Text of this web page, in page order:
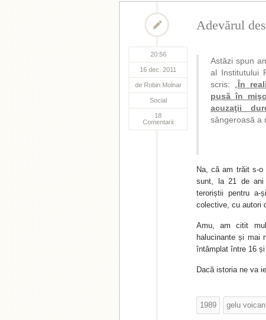
20:56
16 dec. 2011
de Robin Molnar
Social
18
Comentarii
Adevărul
Astăzi spun
al Institutului
scris: „ În
pusă în
acuzaţii
sângeroasă a
Na, că am trăit s-
sunt, la 21 de ani
teroriștii pentru a-
colective, cu autori
Amu, am citit
halucinante și mai
întâmplat între 16
Dacă istoria ne va
1989 gelu